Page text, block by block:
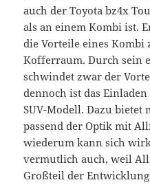
auch der Toyota bz4x
als an einem Kombi ist.
die Vorteile eines Kombi
Kofferraum. Durch sein
schwindet zwar der
dennoch ist das
SUV-Modell. Dazu bietet
passend der Optik mit
wiederum kann sich
vermutlich auch, weil
Großteil der